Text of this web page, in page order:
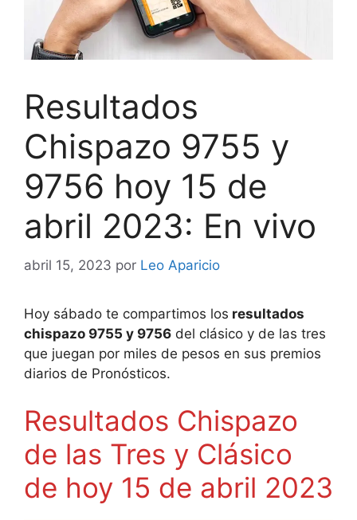
Resultados
Chispazo 9755 y
9756 hoy 15 de
abril 2023: En vivo
abril 15, 2023 por Leo Aparicio
Hoy sábado te compartimos los resultados
chispazo 9755 y 9756 del clásico y de las tres
que juegan por miles de pesos en sus premios
diarios de Pronósticos.
Resultados Chispazo
de las Tres y Clásico
de hoy 15 de abril 2023